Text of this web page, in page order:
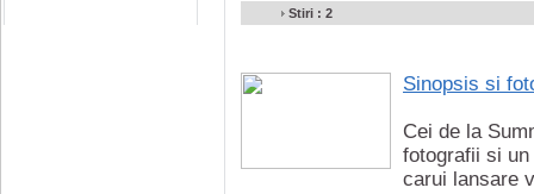
Stiri : 2
Sinopsis si
Cei de la
fotografii si
carui lansare